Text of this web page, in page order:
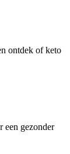
ontdek of keto
een gezonder